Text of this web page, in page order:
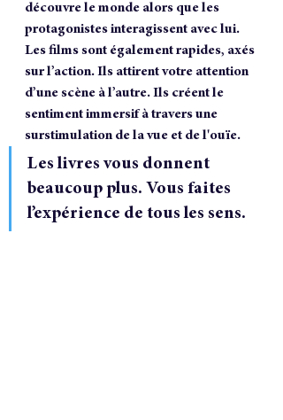
découvre le monde alors que les
protagonistes interagissent avec lui.
Les films sont également rapides, axés
sur l’action. Ils attirent votre attention
d’une scène à l’autre. Ils créent le
sentiment immersif à travers une
surstimulation de la vue et de l'ouïe.
Les livres vous donnent
beaucoup plus. Vous faites
l’expérience de tous les sens.